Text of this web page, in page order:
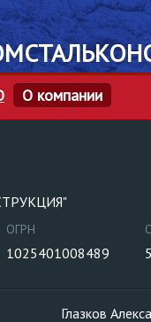
О компании
ОГРН
1025401008489
Глазков